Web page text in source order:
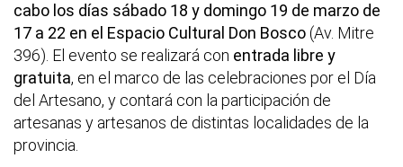
cabo los días sábado 18 y domingo 19 de marzo de
17 a 22 en el Espacio Cultural Don Bosco (Av. Mitre
396). El evento se realizará con entrada libre y
gratuita, en el marco de las celebraciones por el Día
del Artesano, y contará con la participación de
artesanas y artesanos de distintas localidades de la
provincia.